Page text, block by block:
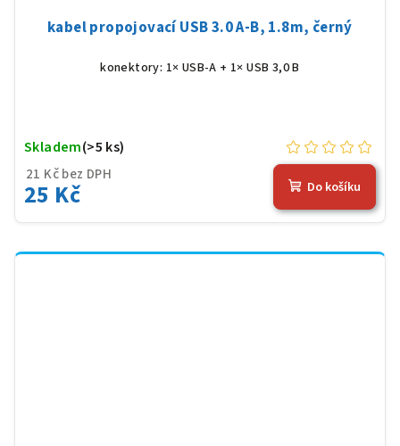
kabel propojovací USB 3.0 A-B, 1.8m, černý
konektory: 1× USB-A + 1× USB 3,0 B
21 Kč bez DPH
25 Kč
Skladem(>5 ks)
Do košíku